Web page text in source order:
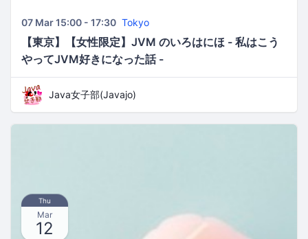
07 Mar 15:00 - 17:30 Tokyo
【東京】【女性限定】JVM のいろはにほ - 私はこう
やってJVM好きになった話 -
Java女子部(Javajo)
Thu
Mar
12